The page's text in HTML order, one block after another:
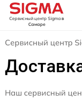
Сервисный центр Sigmaв
Самаре
Сервисный центр
Наш сервисный